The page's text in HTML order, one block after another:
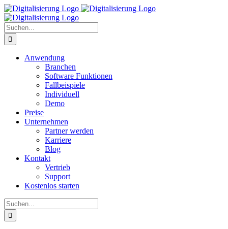
Zum
Inhalt
springen
Suche
nach:
Anwendung
Branchen
Software Funktionen
Fallbeispiele
Individuell
Demo
Preise
Unternehmen
Partner werden
Karriere
Blog
Kontakt
Vertrieb
Support
Kostenlos starten
Suche
nach: